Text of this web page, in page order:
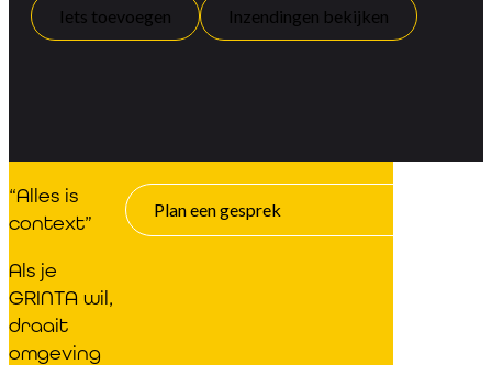
Iets toevoegen Inzendingen bekijken
“Alles is
context”
Als je
GRINTA wil,
draait
omgeving
Plan een gesprek